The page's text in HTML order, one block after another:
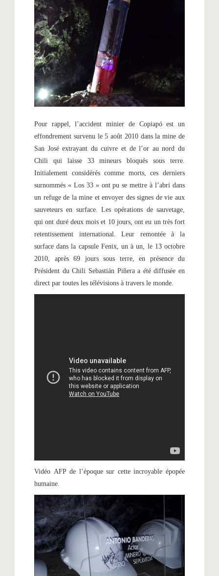
Pour rappel, l’accident minier de Copiapó est un
effondrement survenu le 5 août 2010 dans la mine de
San José extrayant du cuivre et de l’or au nord du
Chili qui laisse 33 mineurs bloqués sous terre.
Initialement considérés comme morts, ces derniers
surnommés « Los 33 » ont pu se mettre à l’abri dans
un refuge de la mine et envoyer des signes de vie aux
sauveteurs en surface. Les opérations de sauvetage,
qui ont duré deux mois et 10 jours, ont eu un très fort
retentissement international. Leur remontée à la
surface dans la capsule Fenix, un à un, le 13 octobre
2010, après 69 jours sous terre, en présence du
Président du Chili Sebastián Piñera a été diffusée en
direct par toutes les télévisions à travers le monde.
Vidéo AFP de l’époque sur cette incroyable épopée
humaine.